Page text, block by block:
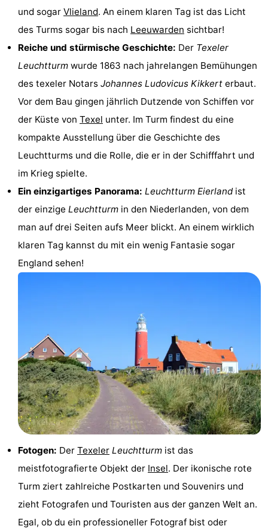
Appartements
Bosch
Zee
Vlijt
Hoeve
Zeezicht
Strandhuys
Strandplevier
Campingplätze
Ferienhäuser
Hoogelandt
Park
Texel
Buytenveldt
De
Krim
EuroParcs
Texel
Kustpark
Texel
Sluftervallei
Strandhuys
Villapark
und sogar Vlieland. An einem klaren Tag ist das Licht
des Turms sogar bis nach Leeuwarden sichtbar!
Reiche und stürmische Geschichte: Der Texeler
Leuchtturm wurde 1863 nach jahrelangen Bemühungen
des texeler Notars Johannes Ludovicus Kikkert erbaut.
Vor dem Bau gingen jährlich Dutzende von Schiffen vor
der Küste von Texel unter. Im Turm findest du eine
kompakte Ausstellung über die Geschichte des
Leuchtturms und die Rolle, die er in der Schifffahrt und
im Krieg spielte.
Ein einzigartiges Panorama: Leuchtturm Eierlandist
der einzige Leuchtturm in den Niederlanden, von dem
man auf drei Seiten aufs Meer blickt. An einem wirklich
klaren Tag kannst du mit ein wenig Fantasie sogar
England sehen!
Fotogen: Der Texeler Leuchtturm ist das
meistfotografierte Objekt der Insel. Der ikonische rote
Turm ziert zahlreiche Postkarten und Souvenirs und
zieht Fotografen und Touristen aus der ganzen Welt an.
Egal, ob du ein professioneller Fotograf bist oder